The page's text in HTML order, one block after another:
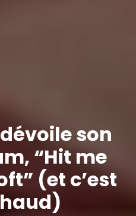
son
“Hit me
(et c’est